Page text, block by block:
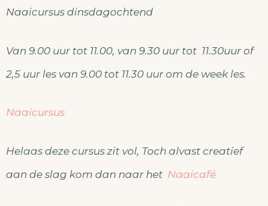
Naaicursus dinsdagochtend
Van 9.00 uur tot 11.00, van 9.30 uur tot 11.30uur of
2,5 uur les van 9.00 tot 11.30 uur om de week les.
Naaicursus
Helaas deze cursus zit vol, Toch alvast creatief
aan de slag kom dan naar het Naaicafé